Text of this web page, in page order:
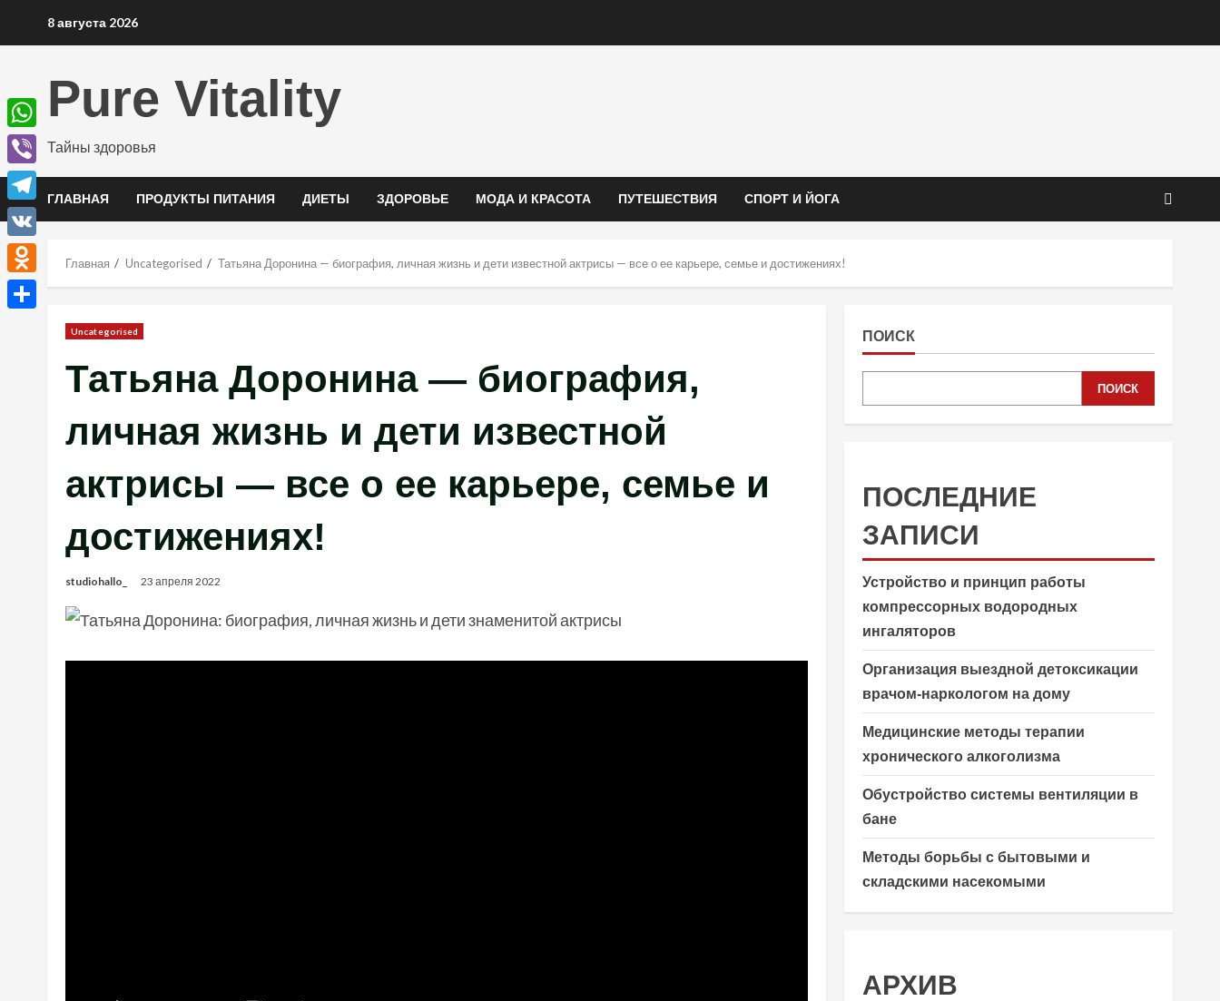
8 августа 2026
Pure Vitality
Тайны здоровья
ГЛАВНАЯ ПРОДУКТЫ ПИТАНИЯ ДИЕТЫ ЗДОРОВЬЕ МОДА И КРАСОТА ПУТЕШЕСТВИЯ СПОРТ И ЙОГА
Главная Uncategorised Татьяна Доронина — биография, личная жизнь и дети известной актрисы — все о ее карьере, семье и достижениях!
Uncategorised
Татьяна Доронина — биография,
личная жизнь и дети известной
актрисы — все о ее карьере, семье и
достижениях!
studiohallo_ 23 апреля 2022
ПОИСК
ПОИСК
ПОСЛЕДНИЕ
ЗАПИСИ
Устройство и принцип работы
компрессорных водородных
ингаляторов
Организация выездной детоксикации
врачом-наркологом на дому
Медицинские методы терапии
хронического алкоголизма
Обустройство системы вентиляции в
бане
Методы борьбы с бытовыми и
складскими насекомыми
АРХИВ
WhatsApp
Viber
Telegram
VK
Odnoklassniki
Отправить